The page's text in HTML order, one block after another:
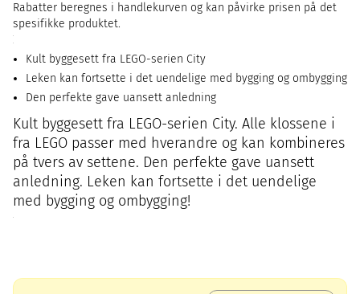
Rabatter beregnes i handlekurven og kan påvirke prisen på det
spesifikke produktet.
Kult byggesett fra LEGO-serien City
Leken kan fortsette i det uendelige med bygging og ombygging
Den perfekte gave uansett anledning
Kult byggesett fra LEGO-serien City. Alle klossene i
fra LEGO passer med hverandre og kan kombineres
på tvers av settene. Den perfekte gave uansett
anledning. Leken kan fortsette i det uendelige
med bygging og ombygging!